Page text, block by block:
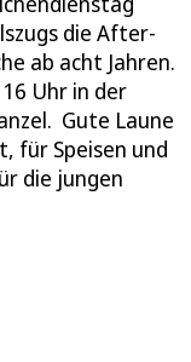
die After-
ab acht Jahren.
Uhr in der
Gute Laune
für Speisen und
die jungen